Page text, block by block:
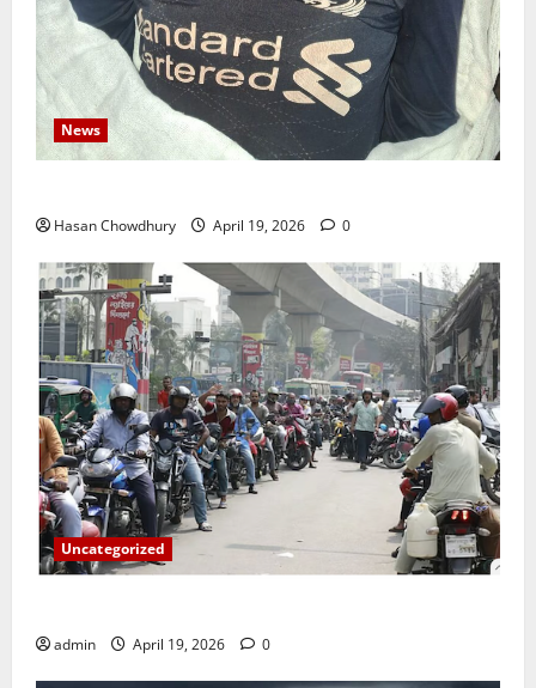
News
Hasan Chowdhury April 19, 2026 0
Uncategorized
admin April 19, 2026 0